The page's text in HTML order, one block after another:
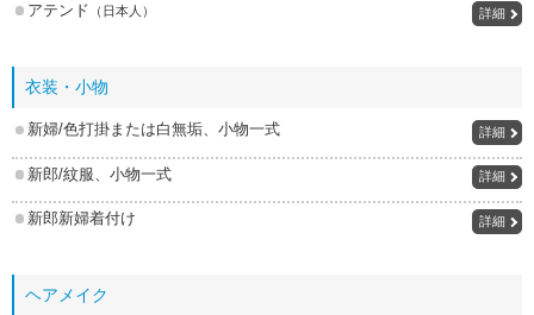
アテンド （日本人） 詳細
衣装・小物
新婦/色打掛または白無垢、小物一式 詳細
新郎/紋服、小物一式 詳細
新郎新婦着付け 詳細
ヘアメイク